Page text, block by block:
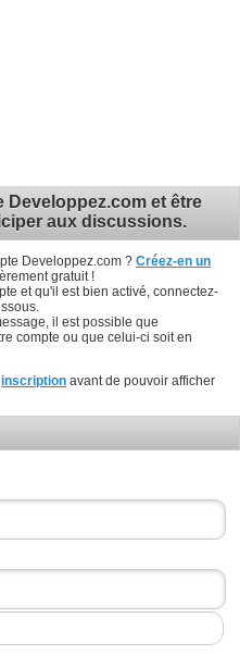
Developpez.com et être
aux discussions.
Developpez.com ? Créez-en un
gratuit !
et qu'il est bien activé, connectez-
il est possible que
compte ou que celui-ci soit en
inscription avant de pouvoir afficher